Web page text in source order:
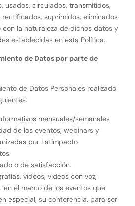
usados, circulados, transmitidos,
suprimidos, eliminados
la naturaleza de dichos datos y
establecidas en esta Política.
de Datos por parte de
de Datos Personales realizado
mensuales/semanales
de los eventos, webinars y
por Latimpacto
o de satisfacción.
videos, videos con voz,
en el marco de los eventos que
especial, su conferencia, para ser